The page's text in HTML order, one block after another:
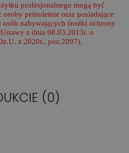
profesjonalnego mogą być
pełnoletnie oraz posiadające
nabywających środki ochrony
z dnia 08.03.2013r. o
z 2020r., poz.2097).
(0)